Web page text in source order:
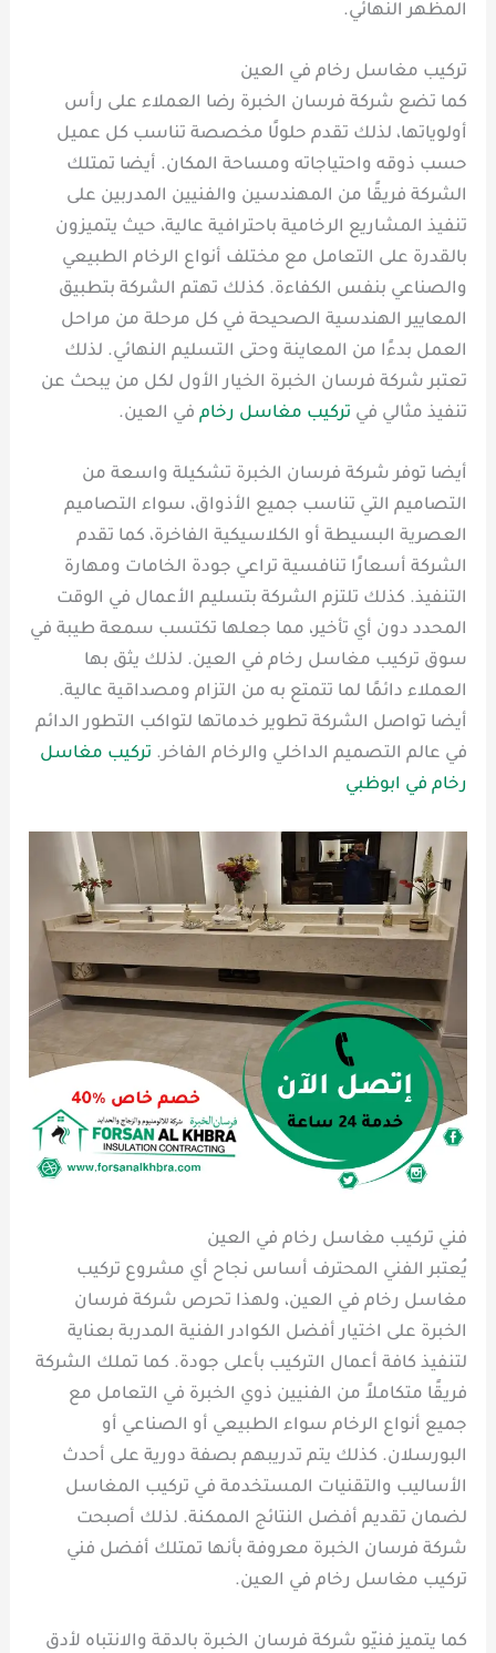
المظهر النهائي.
تركيب مغاسل رخام في العين
كما تضع شركة فرسان الخبرة رضا العملاء على رأس
أولوياتها، لذلك تقدم حلولًا مخصصة تناسب كل عميل
حسب ذوقه واحتياجاته ومساحة المكان. أيضا تمتلك
الشركة فريقًا من المهندسين والفنيين المدربين على
تنفيذ المشاريع الرخامية باحترافية عالية، حيث يتميزون
بالقدرة على التعامل مع مختلف أنواع الرخام الطبيعي
والصناعي بنفس الكفاءة. كذلك تهتم الشركة بتطبيق
المعايير الهندسية الصحيحة في كل مرحلة من مراحل
العمل بدءًا من المعاينة وحتى التسليم النهائي. لذلك
تعتبر شركة فرسان الخبرة الخيار الأول لكل من يبحث عن
تنفيذ مثالي في تركيب مغاسل رخام في العين.
أيضا توفر شركة فرسان الخبرة تشكيلة واسعة من
التصاميم التي تناسب جميع الأذواق، سواء التصاميم
العصرية البسيطة أو الكلاسيكية الفاخرة، كما تقدم
الشركة أسعارًا تنافسية تراعي جودة الخامات ومهارة
التنفيذ. كذلك تلتزم الشركة بتسليم الأعمال في الوقت
المحدد دون أي تأخير، مما جعلها تكتسب سمعة طيبة في
سوق تركيب مغاسل رخام في العين. لذلك يثق بها
العملاء دائمًا لما تتمتع به من التزام ومصداقية عالية.
أيضا تواصل الشركة تطوير خدماتها لتواكب التطور الدائم
في عالم التصميم الداخلي والرخام الفاخر. تركيب مغاسل
رخام في ابوظبي
فني تركيب مغاسل رخام في العين
يُعتبر الفني المحترف أساس نجاح أي مشروع تركيب
مغاسل رخام في العين، ولهذا تحرص شركة فرسان
الخبرة على اختيار أفضل الكوادر الفنية المدربة بعناية
لتنفيذ كافة أعمال التركيب بأعلى جودة. كما تملك الشركة
فريقًا متكاملاً من الفنيين ذوي الخبرة في التعامل مع
جميع أنواع الرخام سواء الطبيعي أو الصناعي أو
البورسلان. كذلك يتم تدريبهم بصفة دورية على أحدث
الأساليب والتقنيات المستخدمة في تركيب المغاسل
لضمان تقديم أفضل النتائج الممكنة. لذلك أصبحت
شركة فرسان الخبرة معروفة بأنها تمتلك أفضل فني
تركيب مغاسل رخام في العين.
كما يتميز فنيّو شركة فرسان الخبرة بالدقة والانتباه لأدق